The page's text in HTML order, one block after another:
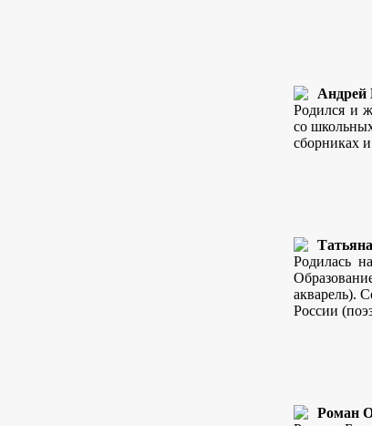
Андрей
Родился и
со
сборниках
Родилась
акварель).
России
Роман